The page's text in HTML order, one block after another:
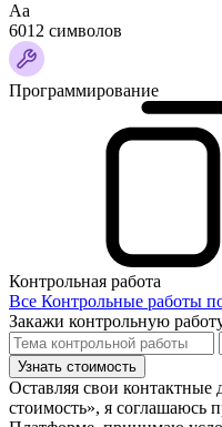
Аа
6012 символов
Программирование
Контрольная работа
Все Контрольные работы
Закажи контрольную
Узнать стоимость
Оставляя свои
стоимость», я соглашаюсь